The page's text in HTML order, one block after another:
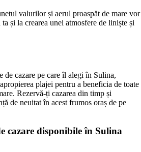
valurilor și aerul proaspăt de mare vor
și la crearea unei atmosfere de liniște și
de cazare pe care îl alegi în Sulina,
plajei pentru a beneficia de toate
Rezervă-ți cazarea din timp și
de neuitat în acest frumos oraș de pe
cazare disponibile în Sulina